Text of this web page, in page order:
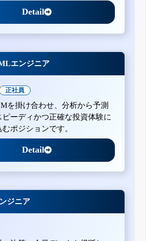
Detail
エンジニア
正社員
を掛け合わせ、分析から予測
ピーディかつ正確な投資体験に
ポジションです。
Detail
ジニア